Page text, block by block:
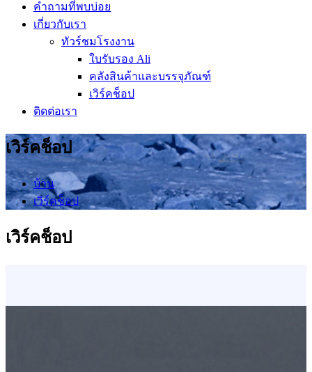
คำถามที่พบบ่อย
เกี่ยวกับเรา
ทัวร์ชมโรงงาน
ใบรับรอง Ali
คลังสินค้าและบรรจุภัณฑ์
เวิร์คช็อป
ติดต่อเรา
เวิร์คช็อป
บ้าน
เวิร์คช็อป
เวิร์คช็อป